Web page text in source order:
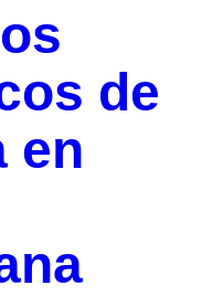
de
en